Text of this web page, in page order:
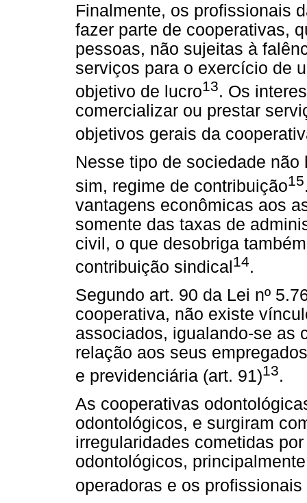
Finalmente, os profissionais
fazer parte de cooperativas,
pessoas, não sujeitas à
serviços para o exercício de
objetivo de lucro13. Os
comercializar ou prestar
objetivos gerais da
Nesse tipo de sociedade
sim, regime de contribuição15
vantagens econômicas aos
somente das taxas de
civil, o que desobriga
contribuição sindical14.
Segundo art. 90 da Lei nº
cooperativa, não existe
associados, igualando-se as
relação aos seus
e previdenciária (art. 91)13.
As cooperativas
odontológicos, e surgiram
irregularidades cometidas
odontológicos,
operadoras e os